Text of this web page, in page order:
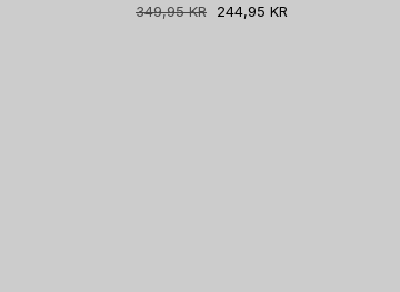
Normalpris
349,95 KR Udsalgspris
244,95 KR